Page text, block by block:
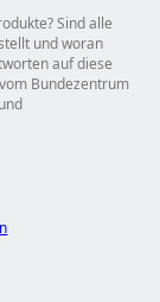
Sind alle
und woran
auf diese
Bundezentrum